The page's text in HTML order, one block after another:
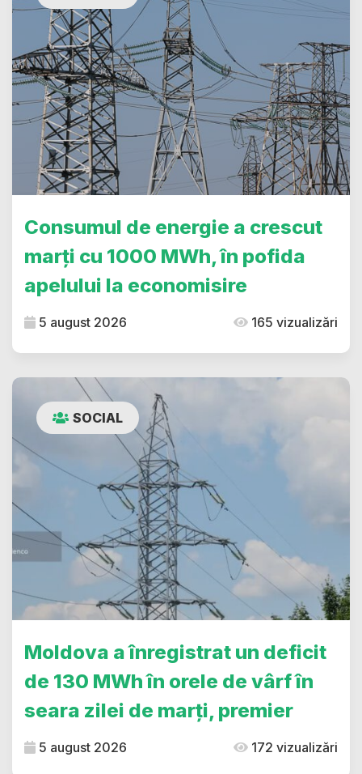
Consumul de energie a crescut
marți cu 1000 MWh, în pofida
apelului la economisire
5 august 2026 165 vizualizări
SOCIAL
Moldova a înregistrat un deficit
de 130 MWh în orele de vârf în
seara zilei de marți, premier
5 august 2026 172 vizualizări